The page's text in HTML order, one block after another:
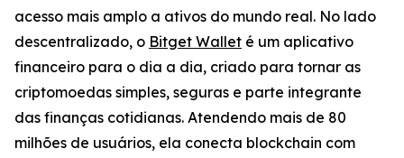
acesso mais amplo a ativos do mundo real. No lado
descentralizado, o Bitget Wallet é um aplicativo
financeiro para o dia a dia, criado para tornar as
criptomoedas simples, seguras e parte integrante
das finanças cotidianas. Atendendo mais de 80
milhões de usuários, ela conecta blockchain com